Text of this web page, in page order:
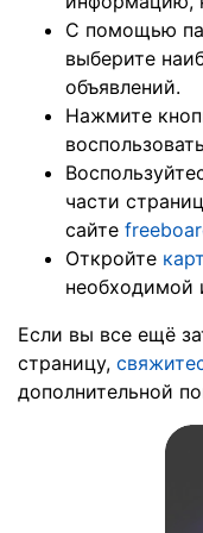
С помощью
выберите
объявлений.
Нажмите
части
сайте
Откройте
необходимой
Если вы все ещё
страницу,
дополнительной